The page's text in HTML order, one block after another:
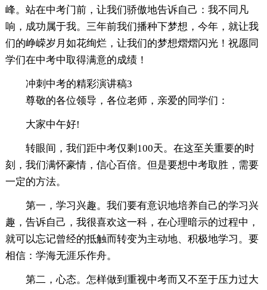
峰。站在中考门前，让我们骄傲地告诉自己：我不同凡
响，成功属于我。三年前我们播种下梦想，今年，就让我
们的峥嵘岁月如花绚烂，让我们的梦想熠熠闪光！祝愿同
学们在中考中取得满意的成绩！
冲刺中考的精彩演讲稿3
尊敬的各位领导，各位老师，亲爱的同学们：
大家中午好!
转眼间，我们距中考仅剩100天。在这至关重要的时
刻，我们满怀豪情，信心百倍。但是要想中考取胜，需要
一定的方法。
第一，学习兴趣。我们要有意识地培养自己的学习兴
趣，告诉自己，我很喜欢这一科，在心理暗示的过程中，
就可以忘记曾经的抵触而转变为主动地、积极地学习。要
相信：学海无涯乐作舟。
第二，心态。怎样做到重视中考而又不至于压力过大